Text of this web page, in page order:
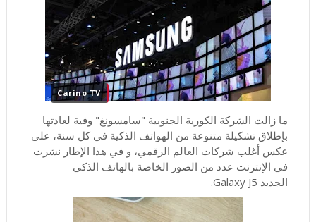
Carino TV
ما زالت الشركة الكورية الجنوبية "سامسونغ" وفية لعادتها
بإطلاق تشكيلة متنوعة من الهواتف الذكية في كل سنة، على
عكس أغلب شركات العالم الرقمي، و في هذا الإطار نشرت
في الإنترنت عدد من الصور الخاصة بالهاتف الذكي
الجديد Galaxy J5.